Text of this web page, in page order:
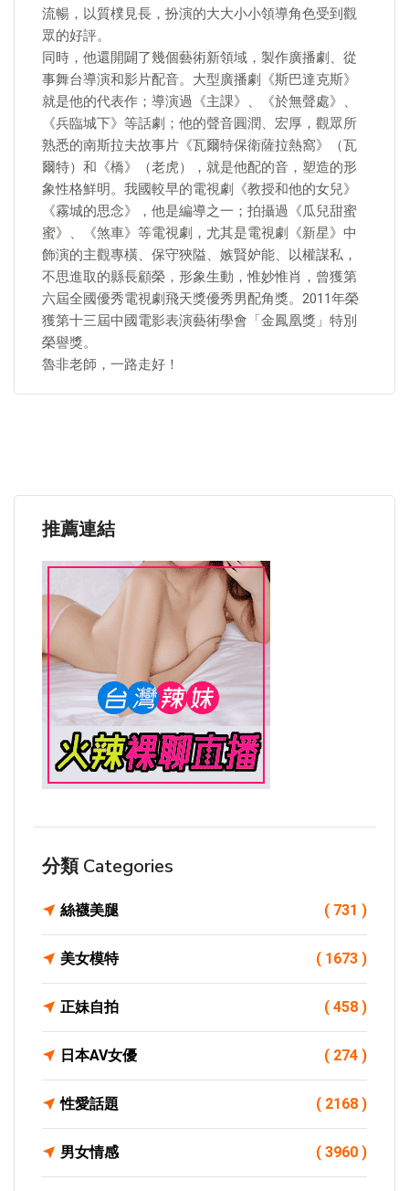
流暢，以質樸見長，扮演的大大小小領導角色受到觀
眾的好評。
同時，他還開闢了幾個藝術新領域，製作廣播劇、從
事舞台導演和影片配音。大型廣播劇《斯巴達克斯》
就是他的代表作；導演過《主課》、《於無聲處》、
《兵臨城下》等話劇；他的聲音圓潤、宏厚，觀眾所
熟悉的南斯拉夫故事片《瓦爾特保衛薩拉熱窩》（瓦
爾特）和《橋》（老虎），就是他配的音，塑造的形
象性格鮮明。我國較早的電視劇《教授和他的女兒》
《霧城的思念》，他是編導之一；拍攝過《瓜兒甜蜜
蜜》、《煞車》等電視劇，尤其是電視劇《新星》中
飾演的主觀專橫、保守狹隘、嫉賢妒能、以權謀私，
不思進取的縣長顧榮，形象生動，惟妙惟肖，曾獲第
六屆全國優秀電視劇飛天獎優秀男配角獎。2011年榮
獲第十三屆中國電影表演藝術學會「金鳳凰獎」特別
榮譽獎。
魯非老師，一路走好！
推薦連結
分類 Categories
絲襪美腿 ( 731 )
美女模特 ( 1673 )
正妹自拍 ( 458 )
日本AV女優 ( 274 )
性愛話題 ( 2168 )
男女情感 ( 3960 )